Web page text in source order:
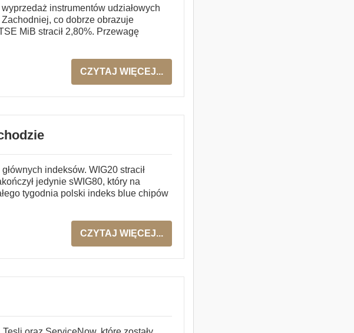
instrumentów udziałowych
co dobrze obrazuje
MiB stracił 2,80%. Przewagę
CZYTAJ WIĘCEJ...
indeksów. WIG20 stracił
jedynie sWIG80, który na
tygodnia polski indeks blue chipów
CZYTAJ WIĘCEJ...